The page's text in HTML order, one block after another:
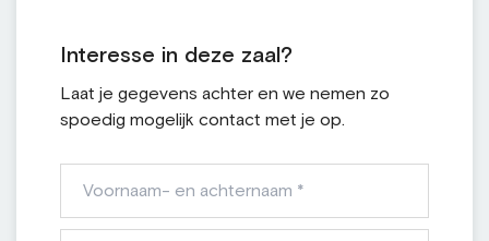
Interesse in deze zaal?
Laat je gegevens achter en we nemen zo
spoedig mogelijk contact met je op.
achternaam